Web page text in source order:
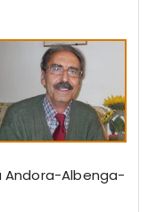
Andora-Albenga-